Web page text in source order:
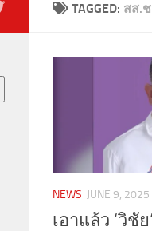
TAGGED: สส.
NEWS JUNE 9, 2025
เอาแล้ว ‘วิชั